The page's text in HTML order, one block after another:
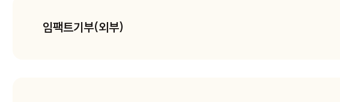
임팩트기부(외부)